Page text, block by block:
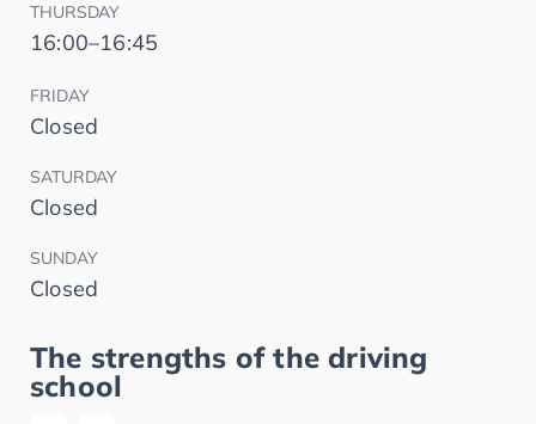
THURSDAY
16:00–16:45
FRIDAY
Closed
SATURDAY
Closed
SUNDAY
Closed
The strengths of the driving
school